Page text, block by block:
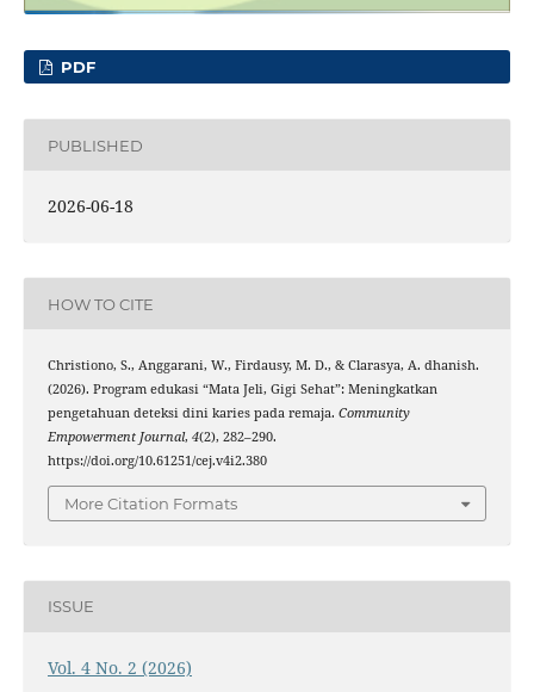
PDF
PUBLISHED
2026-06-18
HOW TO CITE
Christiono, S., Anggarani, W., Firdausy, M. D., & Clarasya, A. dhanish.
(2026). Program edukasi “Mata Jeli, Gigi Sehat”: Meningkatkan
pengetahuan deteksi dini karies pada remaja. Community
Empowerment Journal, 4(2), 282–290.
https://doi.org/10.61251/cej.v4i2.380
More Citation Formats
ISSUE
Vol. 4 No. 2 (2026)